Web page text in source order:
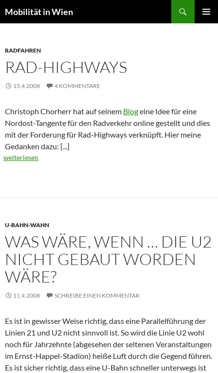
Mobilität in Wien
RADFAHREN
RAD-HIGHWAYS
15.4.2008 4 KOMMENTARE
Christoph Chorherr hat auf seinem Blogeine Idee für eine
Nordost-Tangente für den Radverkehr online gestellt und dies
mit der Forderung für Rad-Highways verknüpft. Hier meine
Gedanken dazu: [...]
weiterlesen
U-BAHN-WAHN
WAS WÄRE, WENN … DIE U2
NICHT GEBAUT WORDEN
WÄRE?
11.4.2008 SCHREIBE EINEN KOMMENTAR
Es ist in gewisser Weise richtig, dass eine Parallelführung der
Linien 21 und U2 nicht sinnvoll ist. So wird die Linie U2 wohl
noch für Jahrzehnte (abgesehen der seltenen Veranstaltungen
im Ernst-Happel-Stadion) heiße Luft durch die Gegend führen.
Es ist sicher richtig, dass eine U-Bahn schneller unterwegs ist